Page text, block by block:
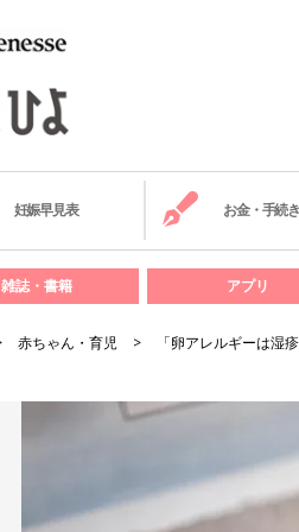
妊娠早見表 お金・手続き
雑誌・書籍 アプリ
赤ちゃん・育児 「卵アレルギーは湿